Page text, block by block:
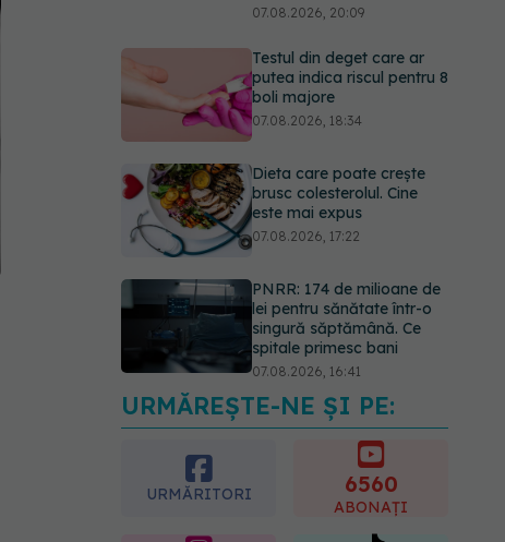
07.08.2026, 20:09
Testul din deget care ar
putea indica riscul pentru 8
boli majore
07.08.2026, 18:34
Dieta care poate crește
brusc colesterolul. Cine
este mai expus
07.08.2026, 17:22
PNRR: 174 de milioane de
lei pentru sănătate într-o
singură săptămână. Ce
spitale primesc bani
07.08.2026, 16:41
Ce spune culoarea ta
preferată despre vârsta
pe care o ai. Care este
"codul cromatic" al
URMĂREȘTE-NE ȘI PE:
URMĂRITORI 6560
ABONAȚI